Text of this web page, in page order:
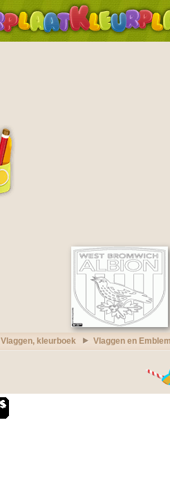
Vlaggen, kleurboek Vlaggen en